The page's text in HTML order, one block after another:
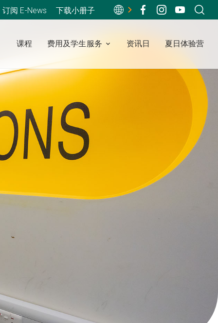
订阅 E-News 下载小册子
课程 费用及学生服务 资讯日 夏日体验营